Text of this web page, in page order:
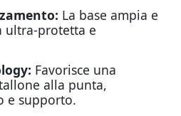
La base ampia e
ultra-protetta e
Favorisce una
alla punta,
e supporto.